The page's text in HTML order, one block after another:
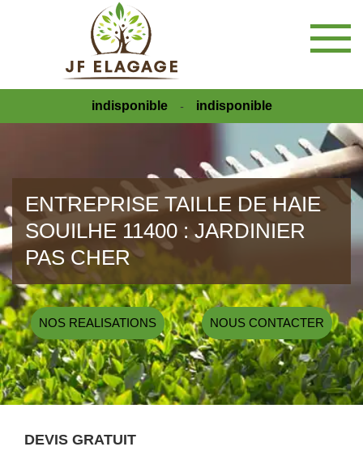
indisponible - indisponible
ENTREPRISE TAILLE DE HAIE
SOUILHE 11400 : JARDINIER
PAS CHER
NOS REALISATIONS NOUS CONTACTER
DEVIS GRATUIT